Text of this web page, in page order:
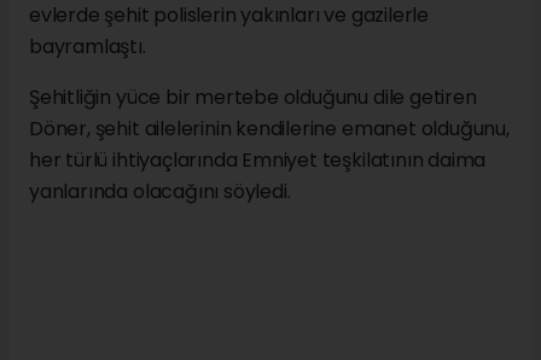
evlerde şehit polislerin yakınları ve gazilerle
bayramlaştı.
Şehitliğin yüce bir mertebe olduğunu dile getiren
Döner, şehit ailelerinin kendilerine emanet olduğunu,
her türlü ihtiyaçlarında Emniyet teşkilatının daima
yanlarında olacağını söyledi.